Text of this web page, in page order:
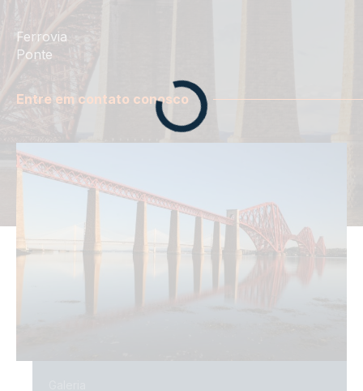
Ferrovia
Ponte
Entre em contato conosco